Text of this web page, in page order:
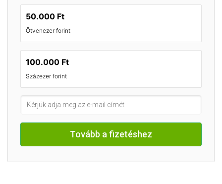
50.000 Ft
Ötvenezer forint
100.000 Ft
Százezer forint
Tovább a fizetéshez